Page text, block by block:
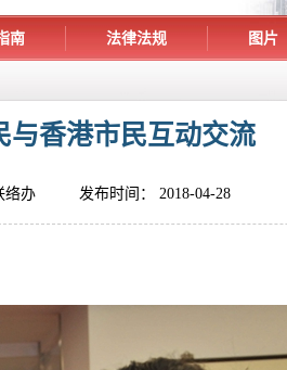
南 法律法规 图片
与香港市民互动交流
络办 发布时间： 2018-04-28